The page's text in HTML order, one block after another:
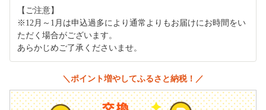
【ご注意】
※12月～1月は申込過多により通常よりもお届けにお時間をい
ただく場合がございます。
あらかじめご了承くださいませ。
＼ポイント増やしてふるさと納税！／